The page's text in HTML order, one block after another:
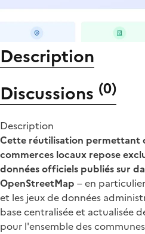
Description
Discussions (0)
Description
Cette réutilisation permettant
commerces locaux repose
données officiels publiés sur
OpenStreetMap – en
et les jeux de données
base centralisée et actualisée
pour l'ensemble des